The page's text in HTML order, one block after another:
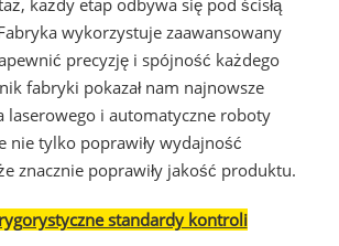
każdy etap odbywa się pod ścisłą
wykorzystuje zaawansowany
precyzję i spójność każdego
fabryki pokazał nam najnowsze
laserowego i automatyczne roboty
nie tylko poprawiły wydajność
znacznie poprawiły jakość produktu.
standardy kontroli